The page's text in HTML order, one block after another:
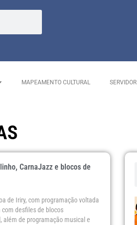
MAPEAMENTO CULTURAL SERVIDOR
CarnaJazz e blocos de
de Iriry, com programação voltada
com desfiles de blocos
além de programação musical e